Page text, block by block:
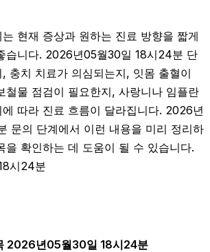
현재 증상과 원하는 진료 방향을 짧게
습니다. 2026년05월30일 18시24분 단
충치 치료가 의심되는지, 잇몸 출혈이
철물 점검이 필요한지, 사랑니나 임플란
에 따라 진료 흐름이 달라집니다. 2026년
문의 단계에서 이런 내용을 미리 정리하
을 확인하는 데 도움이 될 수 있습니다.
시24분
2026년05월30일 18시24분